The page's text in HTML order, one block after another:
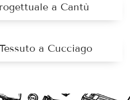
a Cantù
a Cucciago